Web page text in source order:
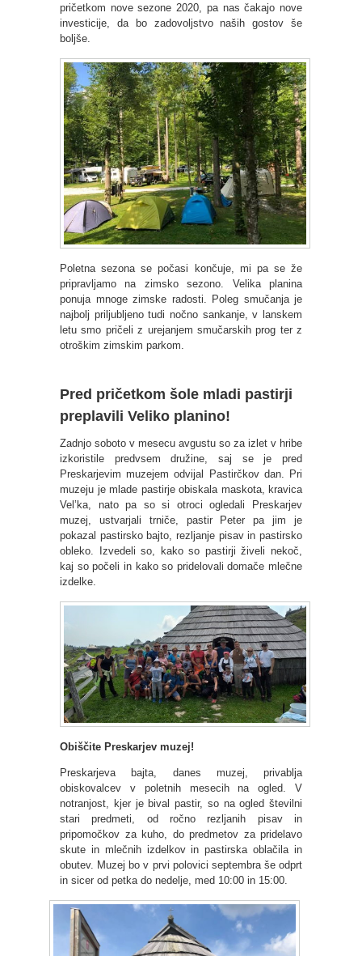
pričetkom nove sezone 2020,
pa nas čakajo nove
investicije, da bo zadovoljstvo naših gostov še
boljše.
Poletna sezona se počasi končuje, mi pa se že
pripravljamo na zimsko sezono. Velika planina
ponuja mnoge zimske radosti. Poleg smučanja je
najbolj priljubljeno tudi nočno sankanje, v lanskem
letu smo pričeli z urejanjem smučarskih prog ter z
otroškim zimskim parkom.
Pred pričetkom šole mladi pastirji
preplavili Veliko planino!
Zadnjo soboto v mesecu avgustu so za izlet v hribe
izkoristile predvsem družine, saj se je pred
Preskarjevim muzejem odvijal Pastirčkov dan. Pri
muzeju je mlade pastirje obiskala maskota, kravica
Vel’ka, nato pa so si otroci ogledali Preskarjev
muzej, ustvarjali trniče, pastir Peter pa jim je
pokazal pastirsko bajto, rezljanje pisav in pastirsko
obleko. Izvedeli so, kako so pastirji živeli nekoč,
kaj so počeli in kako so pridelovali domače mlečne
izdelke.
Obiščite Preskarjev muzej!
Preskarjeva bajta, danes muzej, privablja
obiskovalcev v poletnih mesecih na ogled. V
notranjost, kjer je bival pastir, so na ogled številni
stari predmeti, od ročno rezljanih pisav in
pripomočkov za kuho, do predmetov za pridelavo
skute in mlečnih izdelkov in pastirska oblačila in
obutev. Muzej bo v prvi polovici septembra še odprt
in sicer od petka do nedelje, med 10:00 in 15:00.